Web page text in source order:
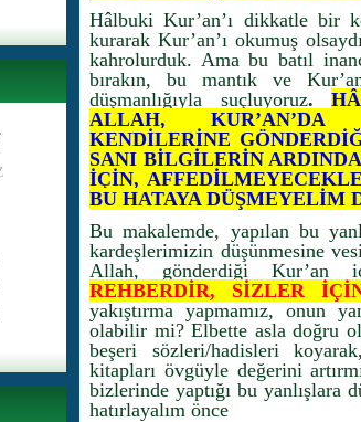
Hâlbuki Kur’an’ı dikkatle bir
kurarak Kur’an’ı okumuş
kahrolurduk. Ama bu batıl
bırakın, bu mantık ve
düşmanlığıyla suçluyoruz.
ALLAH,
KENDİLERİNE
SANI BİLGİLERİN
İÇİN,
BU HATAYA DÜŞMEYELİM
Bu makalemde, yapılan bu
kardeşlerimizin düşünmesine
Allah, gönderdiği Kur’an
REHBERDİR, SİZLER
yakıştırma yapmamız, onun
olabilir mi? Elbette asla doğru
beşeri sözleri/hadisleri
kitapları övgüyle değerini
bizlerinde yaptığı bu yanlışlara
hatırlayalım önce